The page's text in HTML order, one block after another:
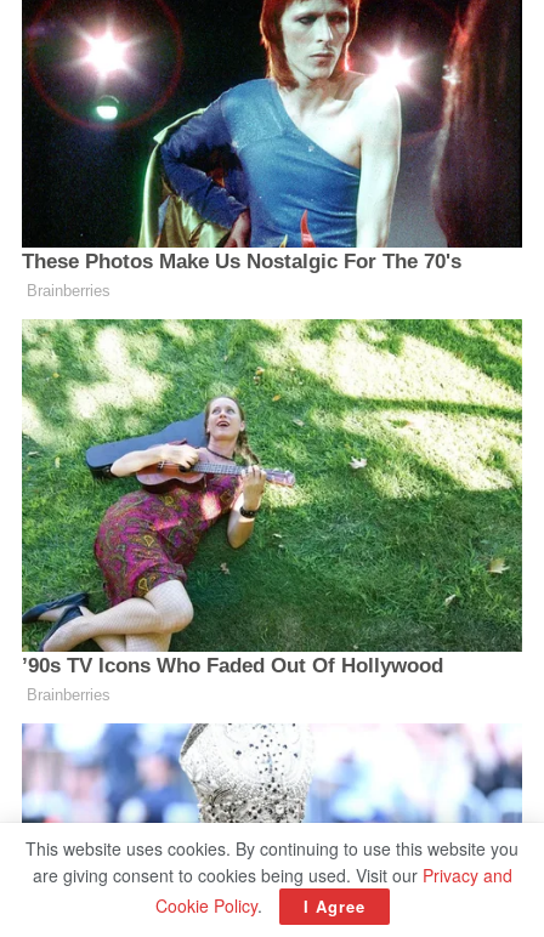
This website uses cookies. By continuing to use this website you
are giving consent to cookies being used. Visit our Privacy and
Cookie Policy. I Agree